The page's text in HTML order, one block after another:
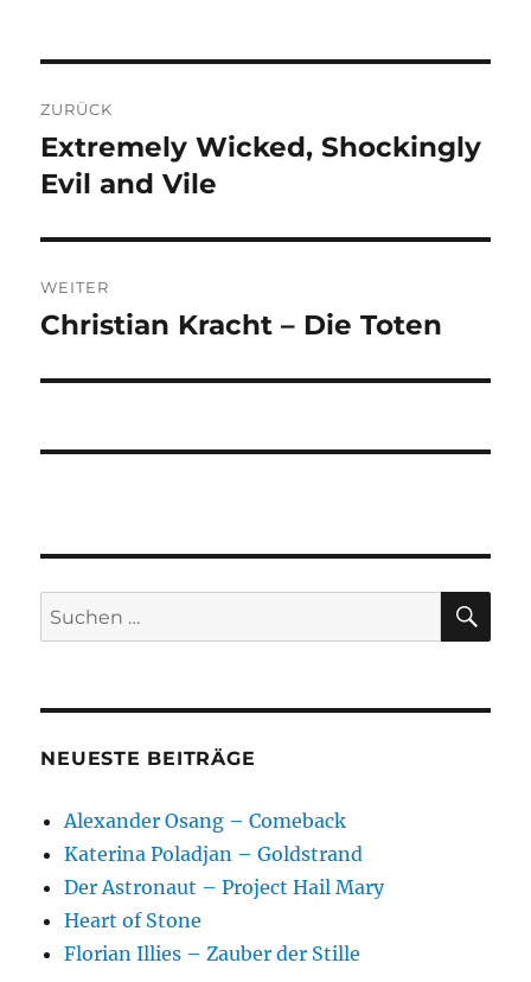
ZURÜCK
Vorheriger
Beitrag:
Extremely Wicked, Shockingly
Evil and Vile
WEITER
Nächster
Christian Kracht – Die Toten
Suchen
nach:
NEUESTE BEITRÄGE
Alexander Osang – Comeback
Katerina Poladjan – Goldstrand
Der Astronaut – Project Hail Mary
Heart of Stone
Florian Illies – Zauber der Stille